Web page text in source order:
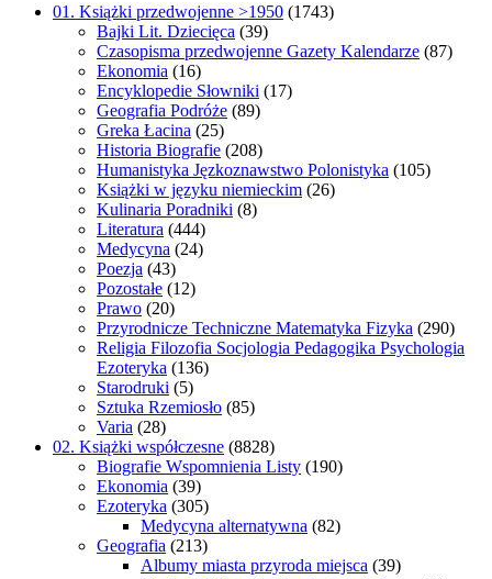
01. Książki przedwojenne >1950 (1743)
Bajki Lit. Dziecięca (39)
Czasopisma przedwojenne Gazety Kalendarze (87)
Ekonomia (16)
Encyklopedie Słowniki (17)
Geografia Podróże (89)
Greka Łacina (25)
Historia Biografie (208)
Humanistyka Jęzkoznawstwo Polonistyka (105)
Książki w języku niemieckim (26)
Kulinaria Poradniki (8)
Literatura (444)
Medycyna (24)
Poezja (43)
Pozostałe (12)
Prawo (20)
Przyrodnicze Techniczne Matematyka Fizyka (290)
Religia Filozofia Socjologia Pedagogika Psychologia
Ezoteryka (136)
Starodruki (5)
Sztuka Rzemiosło (85)
Varia (28)
02. Książki współczesne (8828)
Biografie Wspomnienia Listy (190)
Ekonomia (39)
Ezoteryka (305)
Medycyna alternatywna (82)
Geografia (213)
Albumy miasta przyroda miejsca (39)